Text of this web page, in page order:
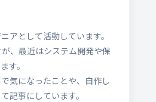
アとして活動しています。
、最近はシステム開発や保
す。
気になったことや、自作し
記事にしています。